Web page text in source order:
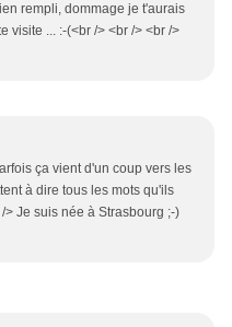
rempli, dommage je t'aurais
visite ... :-(<br /> <br /> <br />
ça vient d'un coup vers les
à dire tous les mots qu'ils
Je suis née à Strasbourg ;-)